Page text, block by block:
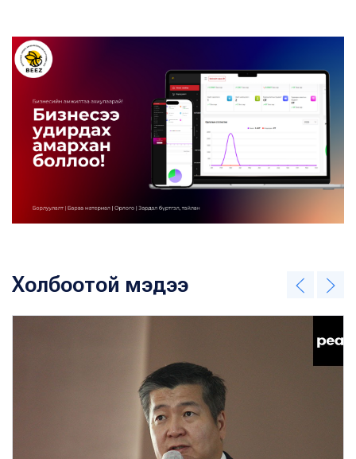
Холбоотой мэдээ